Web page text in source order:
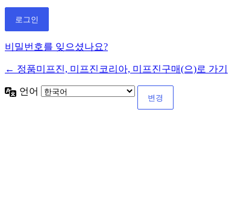
비밀번호를 잊으셨나요?
← 정품미프진, 미프진코리아, 미프진구매(으)로 가기
언어